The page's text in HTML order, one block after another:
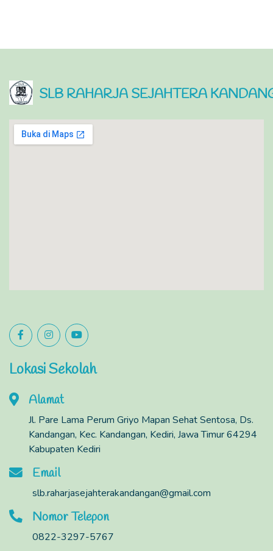
SLB RAHARJA SEJAHTERA
Lokasi Sekolah
Alamat
Jl. Pare Lama Perum Griyo Mapan Sehat Sentosa, Ds.
Kandangan, Kec. Kandangan, Kediri, Jawa Timur 64294
Kabupaten Kediri
Email
slb.raharjasejahterakandangan@gmail.com
Nomor Telepon
0822-3297-5767